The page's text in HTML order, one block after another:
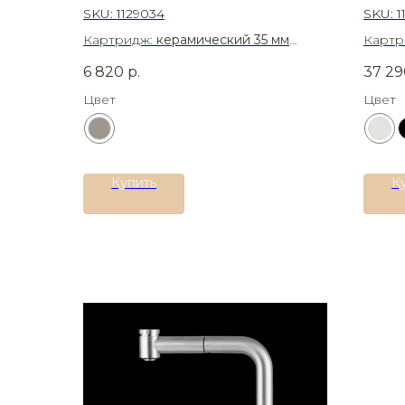
SKU:1129034
Картридж: керамический 35 мм
6 820 р.
Цвет
Купить
SKU:
37
Цвет